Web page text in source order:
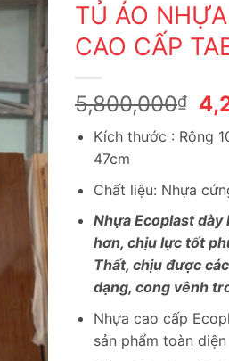
TỦ ÁO
CAO CẤP
5,800,000₫
là:
Kích thước : Rộng
47cm
Chất liệu: Nhựa
Nhựa Ecoplast dày
hơn, chịu lực tốt
Thất, chịu được
dạng, cong vênh
Nhựa cao cấp
sản phẩm toàn diện